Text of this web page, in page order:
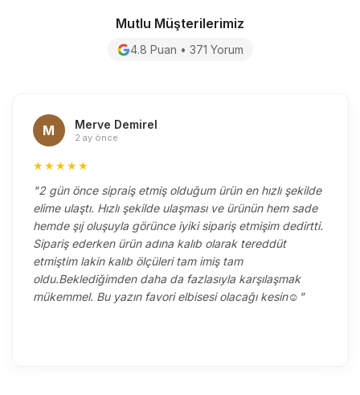
Mutlu Müşterilerimiz
4.8 Puan • 371 Yorum
M Merve Demirel
2 ay önce
★★★★★
"2 gün önce sipraiş etmiş olduğum ürün en hızlı şekilde
elime ulaştı. Hızlı şekilde ulaşması ve ürünün hem sade
hemde şıj oluşuyla görünce iyiki sipariş etmişim dedirtti.
Sipariş ederken ürün adına kalıb olarak tereddüt
etmiştim lakin kalıb ölçüleri tam imiş tam
oldu.Beklediğimden daha da fazlasıyla karşılaşmak
mükemmel. Bu yazın favori elbisesi olacağı kesin☺️"